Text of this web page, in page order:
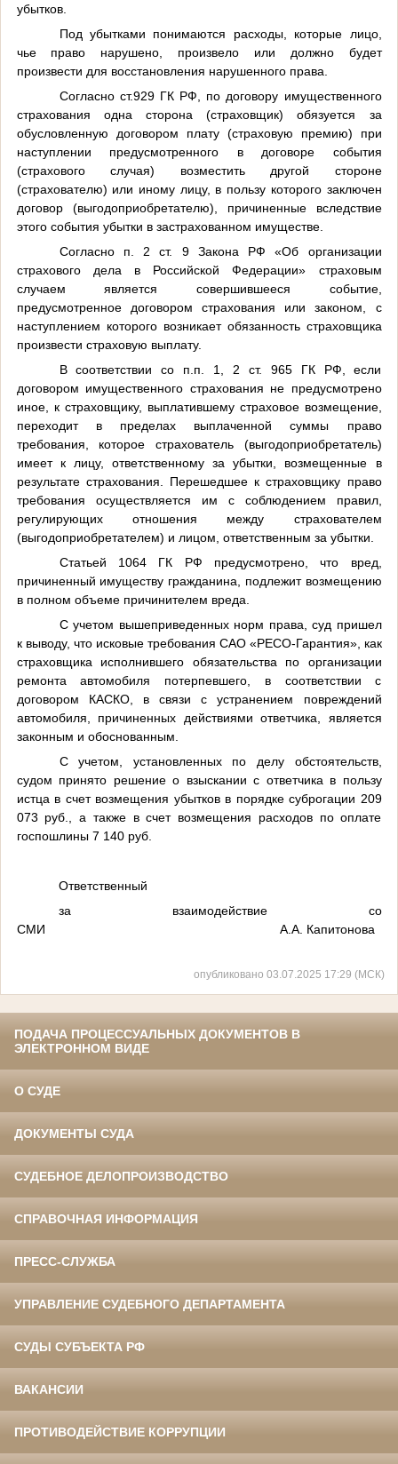
убытков.
Под убытками понимаются расходы, которые лицо,
чье право нарушено, произвело или должно будет
произвести для восстановления нарушенного права.
Согласно ст.929 ГК РФ, по договору имущественного
страхования одна сторона (страховщик) обязуется за
обусловленную договором плату (страховую премию) при
наступлении предусмотренного в договоре события
(страхового случая) возместить другой стороне
(страхователю) или иному лицу, в пользу которого заключен
договор (выгодоприобретателю), причиненные вследствие
этого события убытки в застрахованном имуществе.
Согласно п. 2 ст. 9 Закона РФ «Об организации
страхового дела в Российской Федерации» страховым
случаем является совершившееся событие,
предусмотренное договором страхования или законом, с
наступлением которого возникает обязанность страховщика
произвести страховую выплату.
В соответствии со п.п. 1, 2 ст. 965 ГК РФ, если
договором имущественного страхования не предусмотрено
иное, к страховщику, выплатившему страховое возмещение,
переходит в пределах выплаченной суммы право
требования, которое страхователь (выгодоприобретатель)
имеет к лицу, ответственному за убытки, возмещенные в
результате страхования. Перешедшее к страховщику право
требования осуществляется им с соблюдением правил,
регулирующих отношения между страхователем
(выгодоприобретателем) и лицом, ответственным за убытки.
Статьей 1064 ГК РФ предусмотрено, что вред,
причиненный имуществу гражданина, подлежит возмещению
в полном объеме причинителем вреда.
С учетом вышеприведенных норм права, суд пришел
к выводу, что исковые требования САО «РЕСО-Гарантия», как
страховщика исполнившего обязательства по организации
ремонта автомобиля потерпевшего, в соответствии с
договором КАСКО, в связи с устранением повреждений
автомобиля, причиненных действиями ответчика, является
законным и обоснованным.
С учетом, установленных по делу обстоятельств,
судом принято решение о взыскании с ответчика в пользу
истца в счет возмещения убытков в порядке суброгации 209
073 руб., а также в счет возмещения расходов по оплате
госпошлины 7 140 руб.
Ответственный
за взаимодействие со
СМИ А.А. Капитонова
опубликовано 03.07.2025 17:29 (МСК)
ПОДАЧА ПРОЦЕССУАЛЬНЫХ ДОКУМЕНТОВ В
ЭЛЕКТРОННОМ ВИДЕ
О СУДЕ
ДОКУМЕНТЫ СУДА
СУДЕБНОЕ ДЕЛОПРОИЗВОДСТВО
СПРАВОЧНАЯ ИНФОРМАЦИЯ
ПРЕСС-СЛУЖБА
УПРАВЛЕНИЕ СУДЕБНОГО ДЕПАРТАМЕНТА
СУДЫ СУБЪЕКТА РФ
ВАКАНСИИ
ПРОТИВОДЕЙСТВИЕ КОРРУПЦИИ